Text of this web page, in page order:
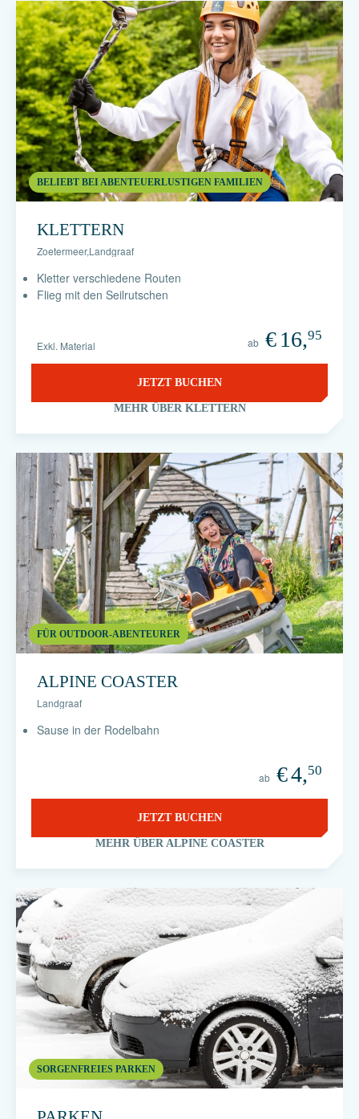
BELIEBT BEI ABENTEUERLUSTIGEN FAMILIEN
KLETTERN
Zoetermeer,Landgraaf
Kletter verschiedene Routen
Flieg mit den Seilrutschen
Exkl. Material ab €16,95
JETZT BUCHEN
MEHR ÜBER KLETTERN
FÜR OUTDOOR-ABENTEURER
ALPINE COASTER
Landgraaf
Sause in der Rodelbahn
ab €4,50
JETZT BUCHEN
MEHR ÜBER ALPINE COASTER
SORGENFREIES PARKEN